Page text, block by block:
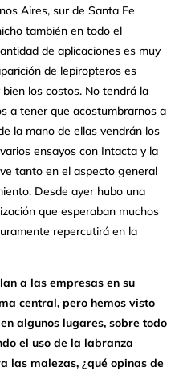
Aires, sur de Santa Fe
también en todo el
de aplicaciones es muy
de lepiropteros es
los costos. No tendrá la
a tener que acostumbrarnos a
la mano de ellas vendrán los
ensayos con Intacta y la
tanto en el aspecto general
Desde ayer hubo una
que esperaban muchos
repercutirá en la
a las empresas en su
central, pero hemos visto
algunos lugares, sobre todo
el uso de la labranza
las malezas, ¿qué opinas de